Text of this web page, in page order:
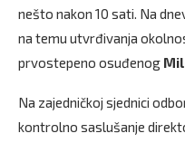
nešto nakon 10 sati. Na
na temu utvrđivanja
prvostepeno osuđenog
Na zajedničkoj sjednici
kontrolno saslušanje